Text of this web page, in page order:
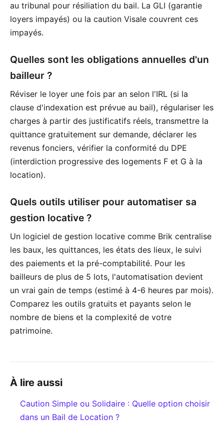
au tribunal pour résiliation du bail. La GLI (garantie
loyers impayés) ou la caution Visale couvrent ces
impayés.
Quelles sont les obligations annuelles d'un
bailleur ?
Réviser le loyer une fois par an selon l'IRL (si la
clause d'indexation est prévue au bail), régulariser les
charges à partir des justificatifs réels, transmettre la
quittance gratuitement sur demande, déclarer les
revenus fonciers, vérifier la conformité du DPE
(interdiction progressive des logements F et G à la
location).
Quels outils utiliser pour automatiser sa
gestion locative ?
Un logiciel de gestion locative comme Brik centralise
les baux, les quittances, les états des lieux, le suivi
des paiements et la pré-comptabilité. Pour les
bailleurs de plus de 5 lots, l'automatisation devient
un vrai gain de temps (estimé à 4-6 heures par mois).
Comparez les outils gratuits et payants selon le
nombre de biens et la complexité de votre
patrimoine.
À lire aussi
Caution Simple ou Solidaire : Quelle option choisir
dans un Bail de Location ?